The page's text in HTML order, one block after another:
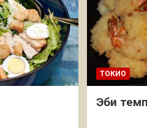
ТОКИО
Эби